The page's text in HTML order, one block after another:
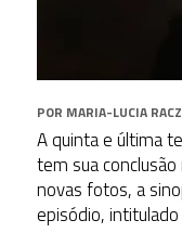
POR MARIA-LUCIA RACZ
A quinta e última
tem sua
novas fotos, a
episódio, intitulado